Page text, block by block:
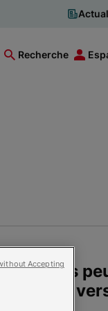
Recherche
violences
et
Accepting